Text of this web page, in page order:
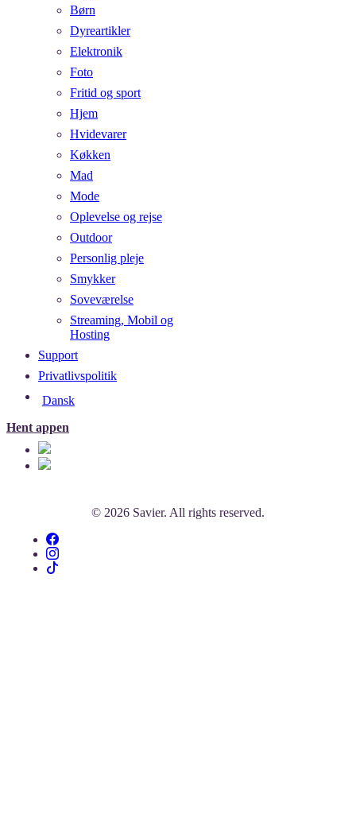
Børn
Dyreartikler
Elektronik
Foto
Fritid og sport
Hjem
Hvidevarer
Køkken
Mad
Mode
Oplevelse og rejse
Outdoor
Personlig pleje
Smykker
Soveværelse
Streaming, Mobil og
Hosting
Support
Privatlivspolitik
Dansk
Hent appen
© 2026 Savier. All rights reserved.